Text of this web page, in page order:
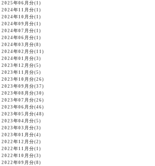
2025年06月分(1)
2024年11月分(1)
2024年10月分(1)
2024年09月分(1)
2024年07月分(1)
2024年06月分(1)
2024年03月分(8)
2024年02月分(11)
2024年01月分(3)
2023年12月分(5)
2023年11月分(5)
2023年10月分(26)
2023年09月分(37)
2023年08月分(30)
2023年07月分(26)
2023年06月分(46)
2023年05月分(48)
2023年04月分(5)
2023年03月分(3)
2023年01月分(4)
2022年12月分(2)
2022年11月分(1)
2022年10月分(3)
2022年09月分(8)